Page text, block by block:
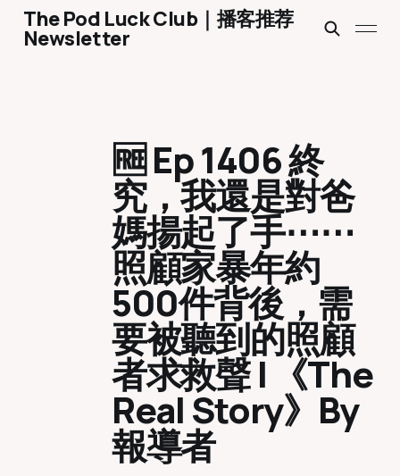
The Pod Luck Club｜播客推荐
Newsletter
🆓 Ep 1406 終
究，我還是對爸
媽揚起了手⋯⋯
照顧家暴年約
500件背後，需
要被聽到的照顧
者求救聲 | 《The
Real Story》By
報導者